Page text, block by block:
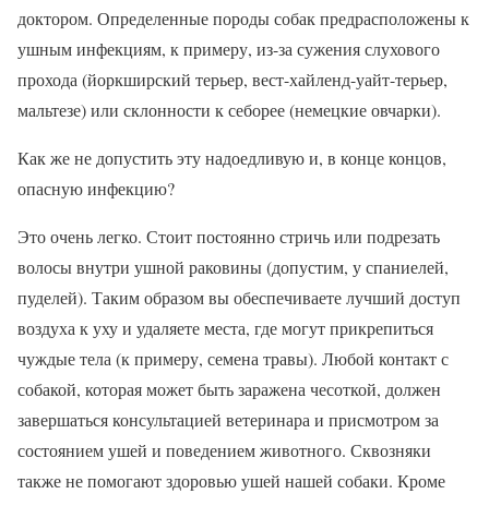
доктором. Определенные породы собак предрасположены к
ушным инфекциям, к примеру, из-за сужения слухового
прохода (йоркширский терьер, вест-хайленд-уайт-терьер,
мальтезе) или склонности к себорее (немецкие овчарки).
Как же не допустить эту надоедливую и, в конце концов,
опасную инфекцию?
Это очень легко. Стоит постоянно стричь или подрезать
волосы внутри ушной раковины (допустим, у спаниелей,
пуделей). Таким образом вы обеспечиваете лучший доступ
воздуха к уху и удаляете места, где могут прикрепиться
чуждые тела (к примеру, семена травы). Любой контакт с
собакой, которая может быть заражена чесоткой, должен
завершаться консультацией ветеринара и присмотром за
состоянием ушей и поведением животного. Сквозняки
также не помогают здоровью ушей нашей собаки. Кроме